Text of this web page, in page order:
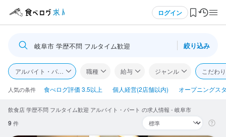
ログイン
ログイン・無料会員登録
食べログ求人TOP
求人検索
岐阜市 学歴不問 フルタイム歓迎 絞り込み
アルバイト・パート 職種 給与 ジャンル こだわ
人気の条件 食べログ評価 3.5以上 個人経営(2店舗以内) オープニングス
飲食店 学歴不問 フルタイム歓迎 アルバイト・パート の求人情報 - 岐阜市
9件